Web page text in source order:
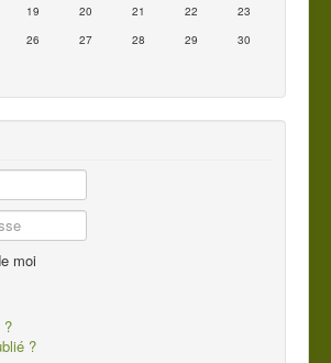
19 20 21 22
23
26 27 28 29
30
moi
?
?